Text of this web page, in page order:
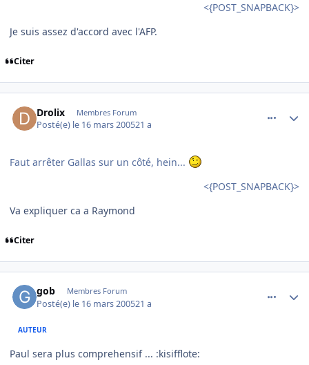
<{POST_SNAPBACK}>
Je suis assez d'accord avec l'AFP.
Citer
Drolix Membres Forum
Posté(e) le 16 mars 200521 a
Faut arrêter Gallas sur un côté, hein...
<{POST_SNAPBACK}>
Va expliquer ca a Raymond
Citer
gob Membres Forum
Posté(e) le 16 mars 200521 a
AUTEUR
Paul sera plus comprehensif ... :kisifflote: